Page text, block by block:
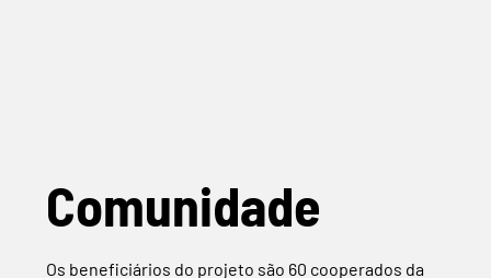
Comunidade
Os beneficiários do projeto são 60 cooperados da